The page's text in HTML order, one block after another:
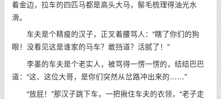
着金边，拉车的四匹马都是高头大马，鬃毛梳理得油光水
滑。
车夫是个精瘦的汉子，正叉着腰骂人：“瞎了你们的狗
眼！没看见这是谁家的马车？敢挡道？活腻了！”
李墨的车夫是个老实人，被骂得一愣一愣的，结结巴巴
道：“这、这位大哥，是你们突然从岔路冲出来的……”
“放屁！”那汉子跳下车，一把揪住车夫的衣领，“老子走